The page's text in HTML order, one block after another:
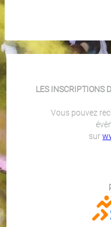
LES INSCRIPTIONS
Vous pouvez
sur